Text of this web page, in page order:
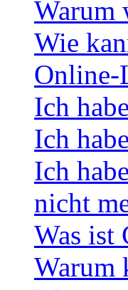
Warum
Wie
Online-
Ich
Ich
Ich
nicht
Was ist
Warum